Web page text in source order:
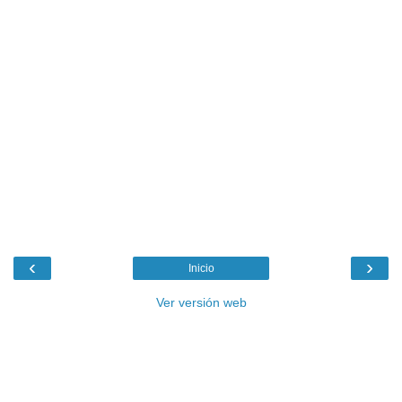
‹ ›
Inicio
Ver versión web